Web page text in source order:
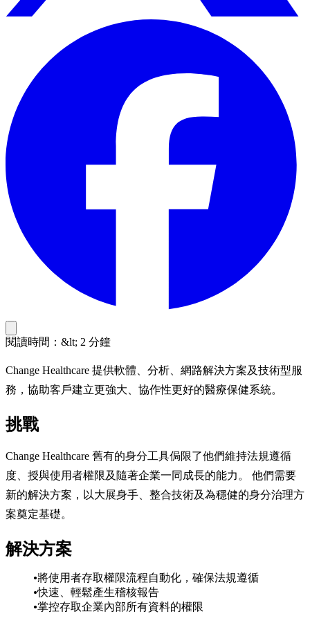
閱讀時間：&lt; 2 分鐘
Change Healthcare 提供軟體、分析、網路解決方案及技術型服
務，協助客戶建立更強大、協作性更好的醫療保健系統。
挑戰
Change Healthcare 舊有的身分工具侷限了他們維持法規遵循
度、授與使用者權限及隨著企業一同成長的能力。 他們需要
新的解決方案，以大展身手、整合技術及為穩健的身分治理方
案奠定基礎。
解決方案
將使用者存取權限流程自動化，確保法規遵循
快速、輕鬆產生稽核報告
掌控存取企業內部所有資料的權限